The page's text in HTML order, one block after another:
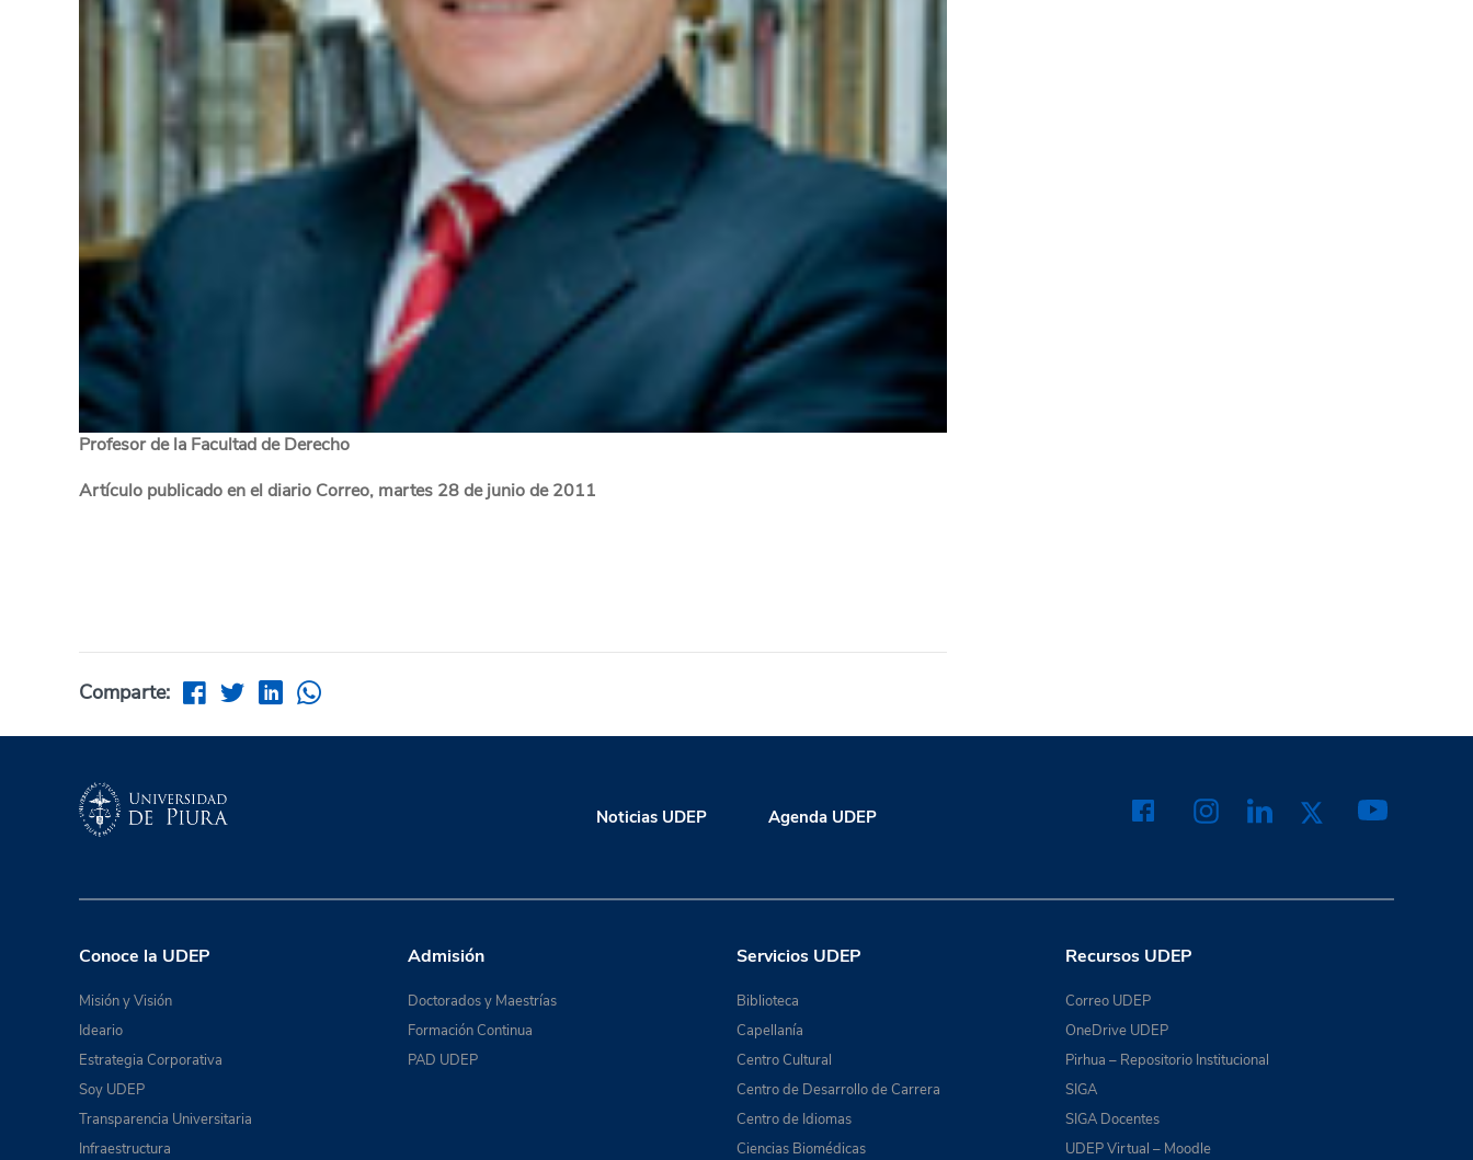
Profesor de la Facultad de Derecho
Artículo publicado en el diario Correo, martes 28 de junio de 2011
Comparte:
Noticias UDEP Agenda UDEP
Conoce la UDEP
Misión y Visión
Ideario
Estrategia Corporativa
Soy UDEP
Transparencia Universitaria
Infraestructura
Admisión
Doctorados y Maestrías
Formación Continua
PAD UDEP
Servicios UDEP
Biblioteca
Capellanía
Centro Cultural
Centro de Desarrollo de Carrera
Centro de Idiomas
Ciencias Biomédicas
Recursos UDEP
Correo UDEP
OneDrive UDEP
Pirhua – Repositorio Institucional
SIGA
SIGA Docentes
UDEP Virtual – Moodle